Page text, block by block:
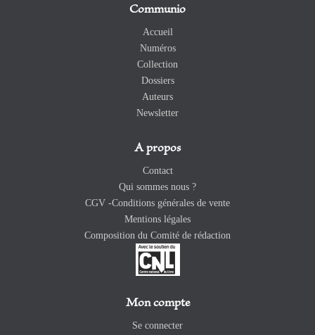
Communio
Accueil
Numéros
Collection
Dossiers
Auteurs
Newsletter
A propos
Contact
Qui sommes nous ?
CGV -Conditions générales de vente
Mentions légales
Composition du Comité de rédaction
Mon compte
Se connecter